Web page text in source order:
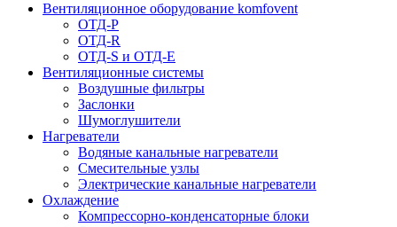
Вентиляционное оборудование komfovent
ОТД-P
ОТД-R
ОТД-S и ОТД-E
Вентиляционные системы
Воздушные фильтры
Заслонки
Шумоглушители
Нагреватели
Водяные канальные нагреватели
Смесительные узлы
Электрические канальные нагреватели
Охлаждение
Компрессорно-конденсаторные блоки